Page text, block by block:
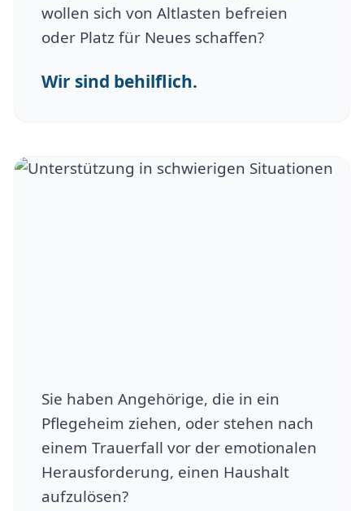
wollen sich von Altlasten befreien
oder Platz für Neues schaffen?
Wir sind behilflich.
Sie haben Angehörige, die in ein
Pflegeheim ziehen, oder stehen nach
einem Trauerfall vor der emotionalen
Herausforderung, einen Haushalt
aufzulösen?